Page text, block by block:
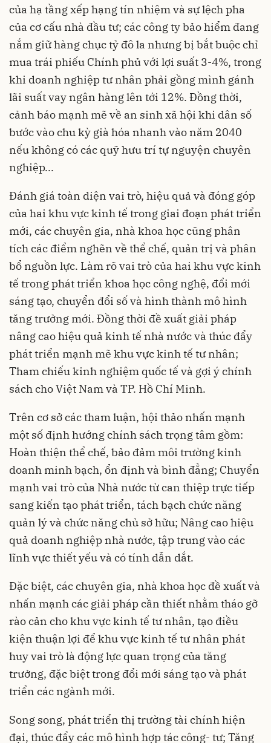
của hạ tầng xếp hạng tín nhiệm và sự lệch pha
của cơ cấu nhà đầu tư; các công ty bảo hiểm đang
nắm giữ hàng chục tỷ đô la nhưng bị bắt buộc chỉ
mua trái phiếu Chính phủ với lợi suất 3-4%, trong
khi doanh nghiệp tư nhân phải gồng mình gánh
lãi suất vay ngân hàng lên tới 12%. Đồng thời,
cảnh báo mạnh mẽ về an sinh xã hội khi dân số
bước vào chu kỳ già hóa nhanh vào năm 2040
nếu không có các quỹ hưu trí tự nguyện chuyên
nghiệp...
Đánh giá toàn diện vai trò, hiệu quả và đóng góp
của hai khu vực kinh tế trong giai đoạn phát triển
mới, các chuyên gia, nhà khoa học cũng phân
tích các điểm nghẽn về thể chế, quản trị và phân
bổ nguồn lực. Làm rõ vai trò của hai khu vực kinh
tế trong phát triển khoa học công nghệ, đổi mới
sáng tạo, chuyển đổi số và hình thành mô hình
tăng trưởng mới. Đồng thời đề xuất giải pháp
nâng cao hiệu quả kinh tế nhà nước và thúc đẩy
phát triển mạnh mẽ khu vực kinh tế tư nhân;
Tham chiếu kinh nghiệm quốc tế và gợi ý chính
sách cho Việt Nam và TP. Hồ Chí Minh.
Trên cơ sở các tham luận, hội thảo nhấn mạnh
một số định hướng chính sách trọng tâm gồm:
Hoàn thiện thể chế, bảo đảm môi trường kinh
doanh minh bạch, ổn định và bình đẳng; Chuyển
mạnh vai trò của Nhà nước từ can thiệp trực tiếp
sang kiến tạo phát triển, tách bạch chức năng
quản lý và chức năng chủ sở hữu; Nâng cao hiệu
quả doanh nghiệp nhà nước, tập trung vào các
lĩnh vực thiết yếu và có tính dẫn dắt.
Đặc biệt, các chuyên gia, nhà khoa học đề xuất và
nhấn mạnh các giải pháp cần thiết nhằm tháo gỡ
rào cản cho khu vực kinh tế tư nhân, tạo điều
kiện thuận lợi để khu vực kinh tế tư nhân phát
huy vai trò là động lực quan trọng của tăng
trưởng, đặc biệt trong đổi mới sáng tạo và phát
triển các ngành mới.
Song song, phát triển thị trường tài chính hiện
đại, thúc đẩy các mô hình hợp tác công- tư; Tăng